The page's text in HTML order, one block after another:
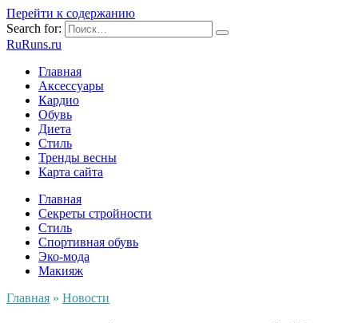
Перейти к содержанию
Search for:
RuRuns.ru
Главная
Аксессуары
Кардио
Обувь
Диета
Стиль
Тренды весны
Карта сайта
Главная
Секреты стройности
Стиль
Спортивная обувь
Эко-мода
Макияж
Главная » Новости